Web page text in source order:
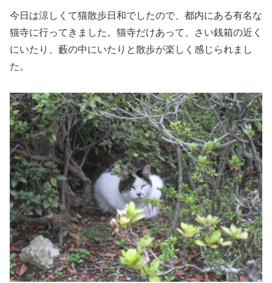
今日は涼しくて猫散歩日和でしたので、都内にある有名な
猫寺に行ってきました。猫寺だけあって、さい銭箱の近く
にいたり、藪の中にいたりと散歩が楽しく感じられまし
た。